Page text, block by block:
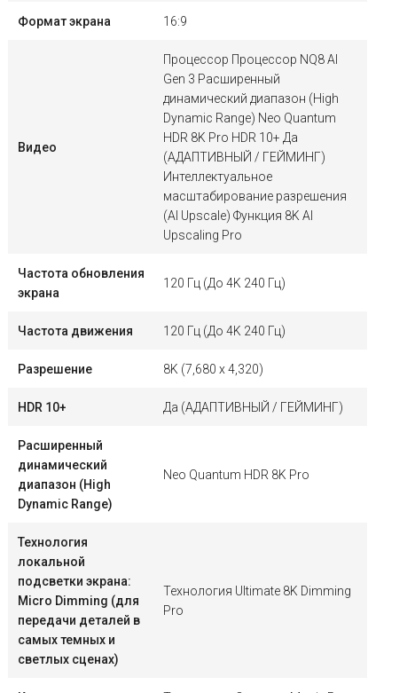
Формат экрана 16:9
Видео
Процессор Процессор NQ8 AI
Gen 3 Расширенный
динамический диапазон (High
Dynamic Range) Neo Quantum
HDR 8K Pro HDR 10+ Да
(АДАПТИВНЫЙ / ГЕЙМИНГ)
Интеллектуальное
масштабирование разрешения
(AI Upscale) Функция 8K AI
Upscaling Pro
Частота обновления
экрана
120 Гц (До 4K 240 Гц)
Частота движения 120 Гц (До 4K 240 Гц)
Разрешение 8K (7,680 x 4,320)
HDR 10+ Да (АДАПТИВНЫЙ / ГЕЙМИНГ)
Расширенный
динамический
диапазон (High
Dynamic Range)
Neo Quantum HDR 8K Pro
Технология
локальной
подсветки экрана:
Micro Dimming (для
передачи деталей в
самых темных и
светлых сценах)
Технология Ultimate 8K Dimming
Pro